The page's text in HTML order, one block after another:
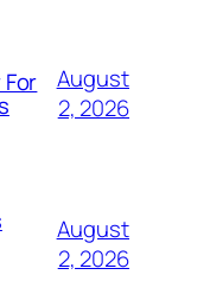
August
2, 2026
August
2, 2026